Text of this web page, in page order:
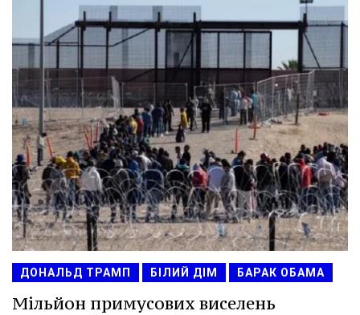
ДОНАЛЬД ТРАМП БІЛИЙ ДІМ БАРАК ОБАМА
Мільйон примусових виселень